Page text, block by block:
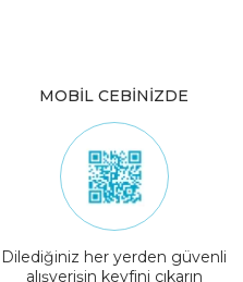
MOBİL CEBİNİZDE
Dilediğiniz her yerden güvenli
alışverişin keyfini çıkarın